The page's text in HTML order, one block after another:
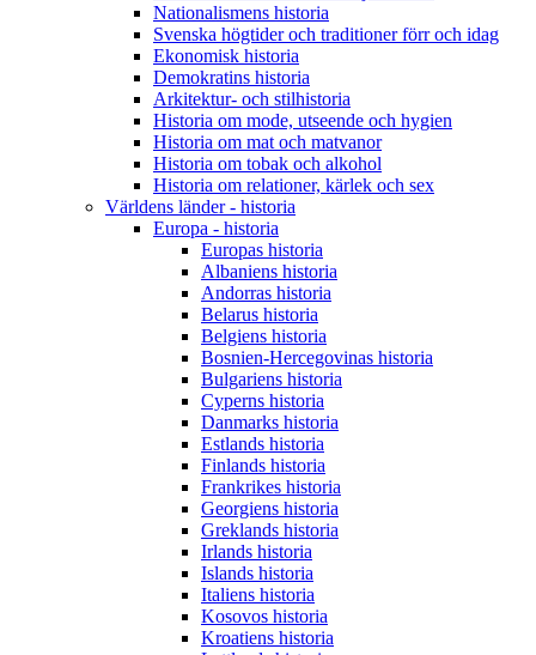
Nationalismens historia
Svenska högtider och traditioner förr och idag
Ekonomisk historia
Demokratins historia
Arkitektur- och stilhistoria
Historia om mode, utseende och hygien
Historia om mat och matvanor
Historia om tobak och alkohol
Historia om relationer, kärlek och sex
Världens länder - historia
Europa - historia
Europas historia
Albaniens historia
Andorras historia
Belarus historia
Belgiens historia
Bosnien-Hercegovinas historia
Bulgariens historia
Cyperns historia
Danmarks historia
Estlands historia
Finlands historia
Frankrikes historia
Georgiens historia
Greklands historia
Irlands historia
Islands historia
Italiens historia
Kosovos historia
Kroatiens historia